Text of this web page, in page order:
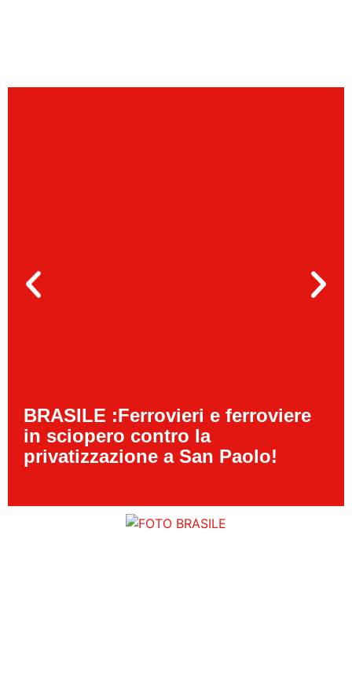
BRASILE :Ferrovieri e ferroviere
in sciopero contro la
privatizzazione a San Paolo!